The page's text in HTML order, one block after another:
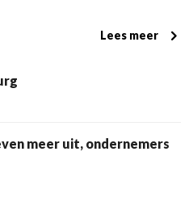
Lees meer
meer uit, ondernemers